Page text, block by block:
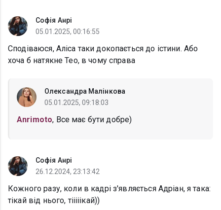
Софія Анрі
05.01.2025, 00:16:55
Сподіваюся, Аліса таки докопається до істини. Або
хоча б натякне Тео, в чому справа
Олександра Малінкова
05.01.2025, 09:18:03
Anrimoto, Все має бути добре)
Софія Анрі
26.12.2024, 23:13:42
Кожного разу, коли в кадрі з'являється Адріан, я така:
тікай від нього, тііііікай))